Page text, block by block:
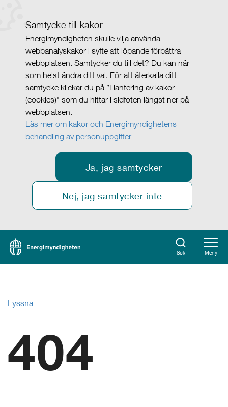
Samtycke till kakor
Energimyndigheten skulle vilja använda
webbanalyskakor i syfte att löpande förbättra
webbplatsen. Samtycker du till det? Du kan när
som helst ändra ditt val. För att återkalla ditt
samtycke klickar du på ”Hantering av kakor
(cookies)" som du hittar i sidfoten längst ner på
webbplatsen.
Läs mer om kakor och Energimyndighetens
behandling av personuppgifter
Ja, jag samtycker
Nej, jag samtycker inte
Sök Meny
Lyssna
404